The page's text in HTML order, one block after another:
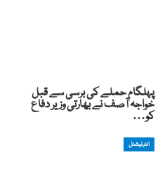
پہلگام حملے کی برسی سے قبل
خواجہ آصف نے بھارتی وزیر دفاع
کو…
انٹرنیشنل